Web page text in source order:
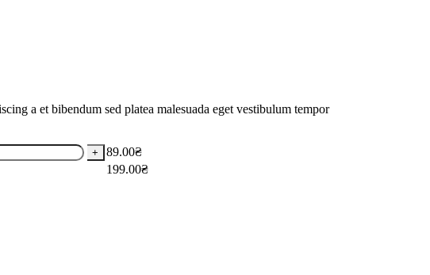
a et bibendum sed platea malesuada eget vestibulum tempor
89.00₴
199.00₴